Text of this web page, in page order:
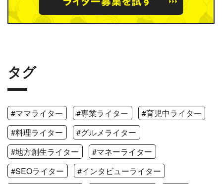
タグ
#ママライター #専業ライター
#育児中ライター
#料理ライター
#グルメライター
#地方創生ライター
#マネーライター
#SEOライター
#インタビューライター